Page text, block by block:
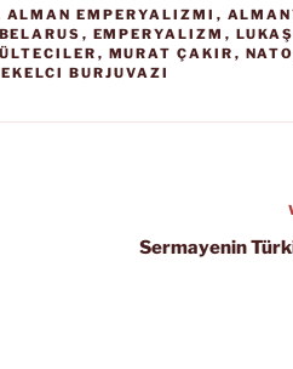
ALMAN EMPERYALIZMI ,
BELARUS , EMPERYALIZM ,
, MURAT ÇAKIR , NATO
BURJUVAZI
Sermayenin